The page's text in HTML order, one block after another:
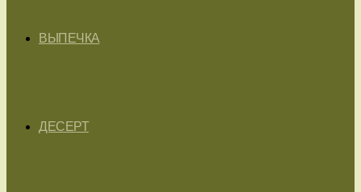
ВЫПЕЧКА
ДЕСЕРТ